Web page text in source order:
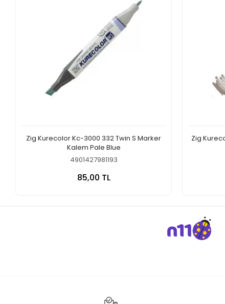
Zig Kurecolor Kc-3000 332 Twin S Marker
Kalem Pale Blue
4901427981193
85,00 TL
Zig